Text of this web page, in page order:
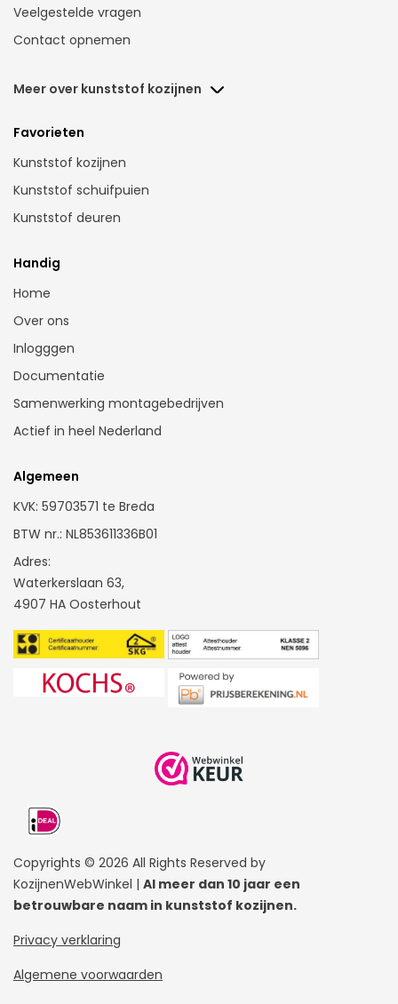
Veelgestelde vragen
Contact opnemen
Meer over kunststof kozijnen
Kunststof kozijnen Amsterdam
Kunsstof kozijnen Breda
Kunststof kozijnen Den Bosch
Kunststof kozijnen Dordrecht
Kunststof kozijnen Maastricht
Kunststof kozijnen Rotterdam
Kunststof kozijnen Zoetermeer
Kunststof kozijnen Tilburg
Kunststof kozijnen Utrecht
Kunststof kozijnen Zwolle
Kunststof kozijnen Oosterhout
Kunststof kozijnen antraciet
Kunststof kozijnen berekenen
Kunststof kozijnen op voorraad
Kunststof kozijnen kopen
Favorieten
Kunststof kozijnen
Kunststof schuifpuien
Kunststof deuren
Handig
Home
Over ons
Inlogggen
Documentatie
Samenwerking montagebedrijven
Actief in heel Nederland
Algemeen
KVK: 59703571 te Breda
BTW nr.: NL853611336B01
Adres:
Waterkerslaan 63,
4907 HA Oosterhout
Copyrights © 2026 All Rights Reserved by
KozijnenWebWinkel | Al meer dan 10 jaar een
betrouwbare naam in kunststof kozijnen.
Privacy verklaring
Algemene voorwaarden